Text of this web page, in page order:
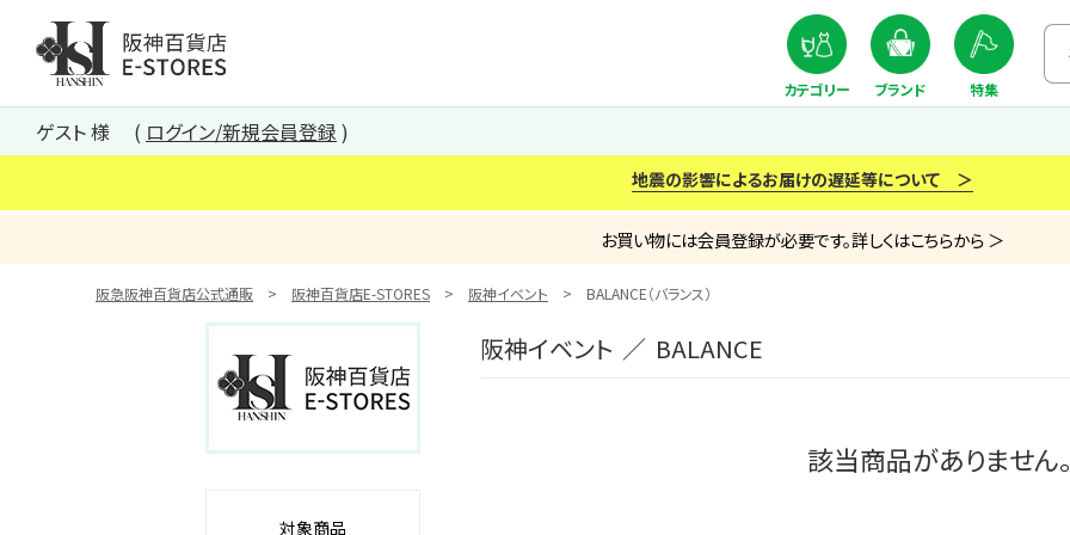
阪神百貨店E-STORES TOP
カテゴリー ブランド 特集
ゲスト 様 ログイン/新規会員登録
地震の影響によるお届けの遅延等について ＞
お買い物には会員登録が必要です。詳しくはこちらから ＞
阪急阪神百貨店公式通販 阪神百貨店E-STORES 阪神イベント BALANCE（バランス）
阪神イベント ／ BALANCE
該当商品がありません
対象商品